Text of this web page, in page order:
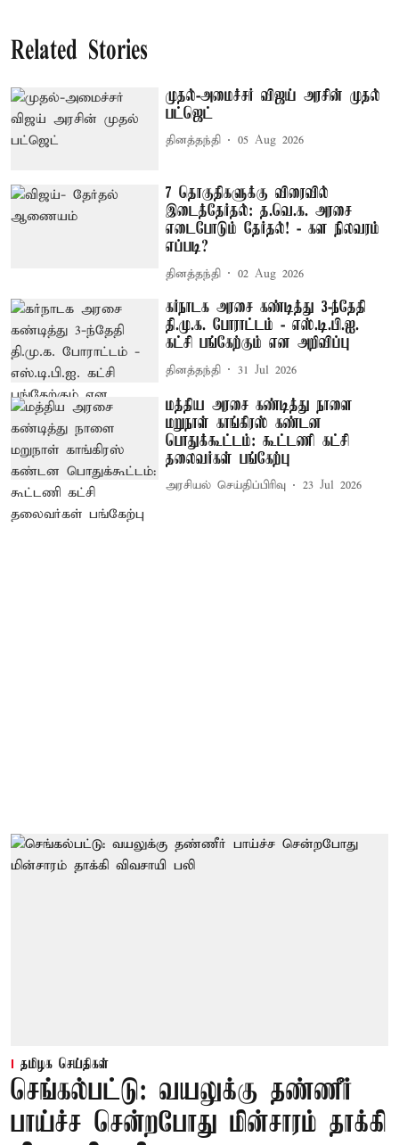
Related Stories
முதல்-அமைச்சர் விஜய் அரசின் முதல்
பட்ஜெட்
தினத்தந்தி 05 Aug 2026
7 தொகுதிகளுக்கு விரைவில்
இடைத்தேர்தல்: த.வெ.க. அரசை
எடைபோடும் தேர்தல்! - கள நிலவரம்
எப்படி?
தினத்தந்தி 02 Aug 2026
கர்நாடக அரசை கண்டித்து 3-ந்தேதி
தி.மு.க. போராட்டம் - எஸ்.டி.பி.ஐ.
கட்சி பங்கேற்கும் என அறிவிப்பு
தினத்தந்தி 31 Jul 2026
மத்திய அரசை கண்டித்து நாளை
மறுநாள் காங்கிரஸ் கண்டன
பொதுக்கூட்டம்: கூட்டணி கட்சி
தலைவர்கள் பங்கேற்பு
அரசியல் செய்திப்பிரிவு 23 Jul 2026
தமிழக செய்திகள்
செங்கல்பட்டு: வயலுக்கு தண்ணீர்
பாய்ச்ச சென்றபோது மின்சாரம் தாக்கி